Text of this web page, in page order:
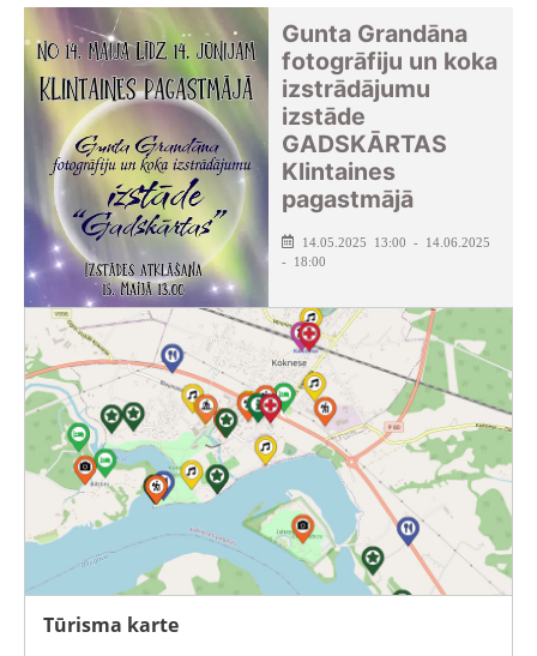
Gunta Grandāna
fotogrāfiju un koka
izstrādājumu
izstāde
GADSKĀRTAS
Klintaines
pagastmājā
14.05.2025 13:00 - 14.06.2025
- 18:00
Tūrisma karte